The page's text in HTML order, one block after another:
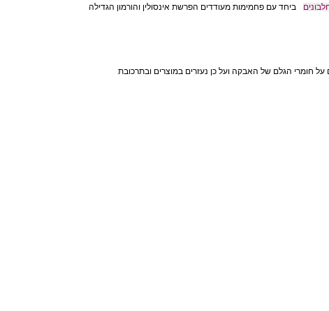
שלהן באדם מבוגר לא
ביחד עם פחמימות מעודדים הפרשת אינסולין והורמון הגדילה